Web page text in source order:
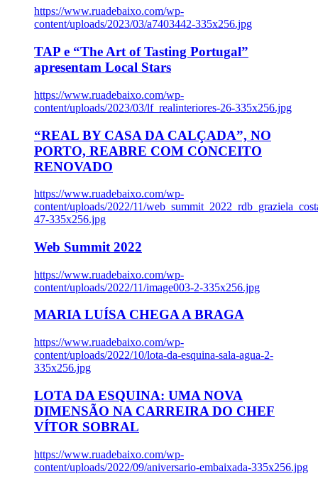
https://www.ruadebaixo.com/wp-
content/uploads/2023/03/a7403442-335x256.jpg
TAP e “The Art of Tasting Portugal”
apresentam Local Stars
https://www.ruadebaixo.com/wp-
content/uploads/2023/03/lf_realinteriores-26-335x256.jpg
“REAL BY CASA DA CALÇADA”, NO
PORTO, REABRE COM CONCEITO
RENOVADO
https://www.ruadebaixo.com/wp-
content/uploads/2022/11/
47-335x256.jpg
Web Summit 2022
https://www.ruadebaixo.com/wp-
content/uploads/2022/11/image003-2-335x256.jpg
MARIA LUÍSA CHEGA A BRAGA
https://www.ruadebaixo.com/wp-
content/uploads/2022/10/lota-da-esquina-sala-agua-2-
335x256.jpg
LOTA DA ESQUINA: UMA NOVA
DIMENSÃO NA CARREIRA DO CHEF
VÍTOR SOBRAL
https://www.ruadebaixo.com/wp-
content/uploads/2022/09/aniversario-embaixada-335x256.jpg